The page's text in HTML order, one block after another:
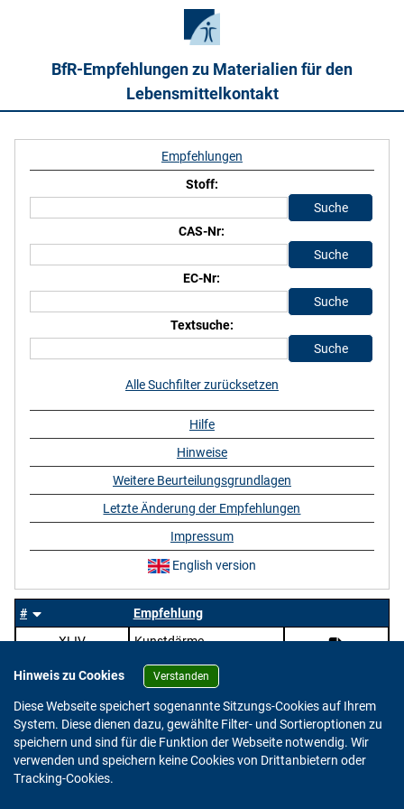
BfR-Empfehlungen zu Materialien für den
Lebensmittelkontakt
#
Empfehlung
XLIV
Kunstdärme
Empfehlungen
Stoff:
CAS-Nr:
EC-Nr:
Textsuche:
Alle Suchfilter zurücksetzen
Hilfe
Hinweise
Weitere Beurteilungsgrundlagen
Letzte Änderung der Empfehlungen
Impressum
English version
Hinweis zu Cookies Verstanden
Diese Webseite speichert sogenannte Sitzungs-Cookies auf Ihrem
System. Diese dienen dazu, gewählte Filter- und Sortieroptionen zu
speichern und sind für die Funktion der Webseite notwendig. Wir
verwenden und speichern keine Cookies von Drittanbietern oder
Tracking-Cookies.